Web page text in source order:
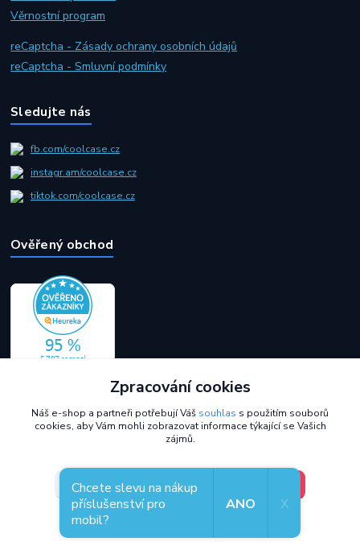
Věrnostní program
reCaptcha - Zásady ochrany osobních údajů
reCaptcha - Smluvní podmínky
Sledujte nás
fb.com/coolcase.cz
instagr.am/coolcase.cz
tiktok.com/coolcase.cz
Ověřený obchod
Zpracování cookies
Náš e-shop a partneři potřebují Váš souhlas s použitím souborů
cookies, aby Vám mohli zobrazovat informace týkající se Vašich
zájmů.
Nastavení V pořádku, jdu si vybrat
Souhlas můžete odmítnout
Chcete slevu na nákup
příslušenství pro
mobil?
ANO X